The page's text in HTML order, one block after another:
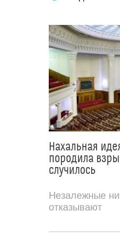
Нахальная
породила
случилось
Незалежные
отказывают